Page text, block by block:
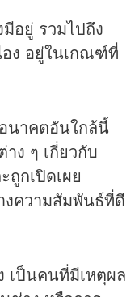
อยู่ รวมไปถึง
อง อยู่ในเกณฑ์ที่
นาคตอันใกล้นี้
ง ๆ เกี่ยวกับ
กเปิดเผย
งความสัมพันธ์ที่ดี
เป็นคนที่มีเหตุผล